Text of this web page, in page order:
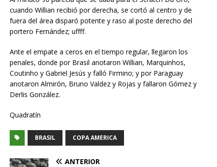
cuando Willian recibió por derecha, se cortó al centro y de
fuera del área disparó potente y raso al poste derecho del
portero Fernández; uffff.
Ante el empate a ceros en el tiempo regular, llegaron los
penales, donde por Brasil anotaron Willian, Marquinhos,
Coutinho y Gabriel Jesús y falló Firmino; y por Paraguay
anotaron Almirón, Bruno Valdez y Rojas y fallaron Gómez y
Derlis González.
Quadratín
BRASIL COPA AMERICA
ANTERIOR